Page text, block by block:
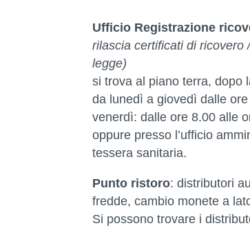
Ufficio Registrazione
rilascia certificati di ricovero
legge)
si trova al piano terra, dopo
da lunedì a giovedì dalle
venerdì: dalle ore 8.00 alle
oppure presso l’ufficio
tessera sanitaria.
Punto ristoro: distributori
fredde, cambio monete a
Si possono trovare i